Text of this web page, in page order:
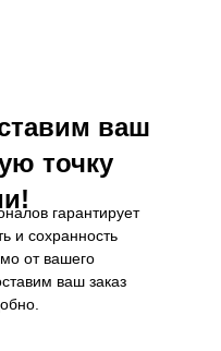
ваш
точку
гарантирует
и сохранность
от вашего
ваш заказ